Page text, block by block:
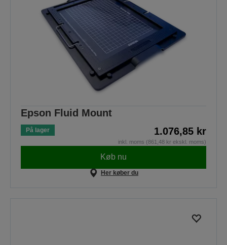
Epson Fluid Mount
På lager 1.076,85 kr
inkl. moms (861,48 kr ekskl. moms)
Køb nu
Her køber du